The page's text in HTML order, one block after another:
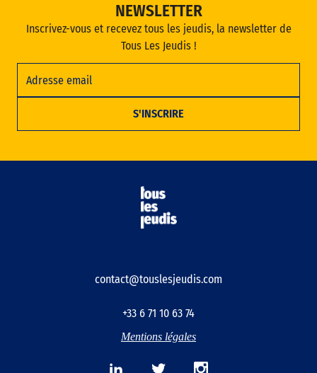
NEWSLETTER
Inscrivez-vous et recevez tous les jeudis, la newsletter de
Tous Les Jeudis !
contact@touslesjeudis.com
+33 6 71 10 63 74
Mentions légales